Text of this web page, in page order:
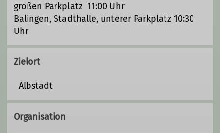
großen Parkplatz 11:00 Uhr
Balingen, Stadthalle, unterer Parkplatz 10:30
Uhr
Zielort
Albstadt
Organisation